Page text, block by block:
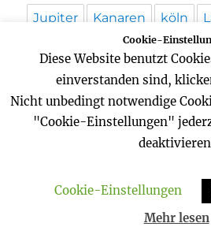
Jupiter Kanaren köln
Mallorca Mars Mond
Niederlande Noordwijk
podcast Rechtsbelehrung
Schloss Augustusburg
Science Science-fiction
Science-fiction-Serie
Cookie-
Diese Website benutzt
einverstanden sind,
Nicht unbedingt notwendige
"Cookie-Einstellungen"
Cookie-Einstellungen
Mehr lesen